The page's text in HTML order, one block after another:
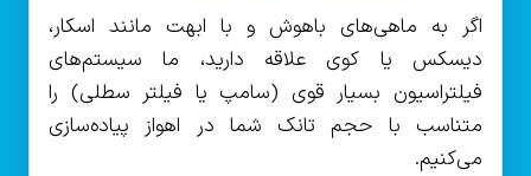
اگر به ماهی‌های باهوش و با ابهت مانند اسکار،
دیسکس یا کوی علاقه دارید، ما سیستم‌های
فیلتراسیون بسیار قوی (سامپ یا فیلتر سطلی) را
متناسب با حجم تانک شما در اهواز پیاده‌سازی
می‌کنیم.